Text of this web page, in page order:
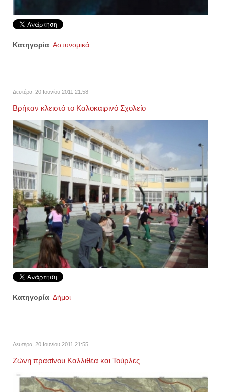
Κατηγορία Αστυνομικά
Δευτέρα, 20 Ιουνίου 2011 21:58
Βρήκαν κλειστό το Καλοκαιρινό Σχολείο
Κατηγορία Δήμοι
Δευτέρα, 20 Ιουνίου 2011 21:55
Ζώνη πρασίνου Καλλιθέα και Τούρλες